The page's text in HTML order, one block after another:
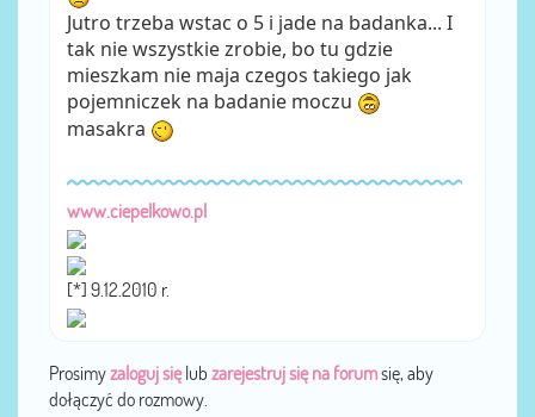
Jutro trzeba wstac o 5 i jade na badanka... I
tak nie wszystkie zrobie, bo tu gdzie
mieszkam nie maja czegos takiego jak
pojemniczek na badanie moczu
masakra
www.ciepelkowo.pl
[*] 9.12.2010 r.
Prosimyzaloguj sięlub zarejestruj się na forumsię, aby
dołączyć do rozmowy.